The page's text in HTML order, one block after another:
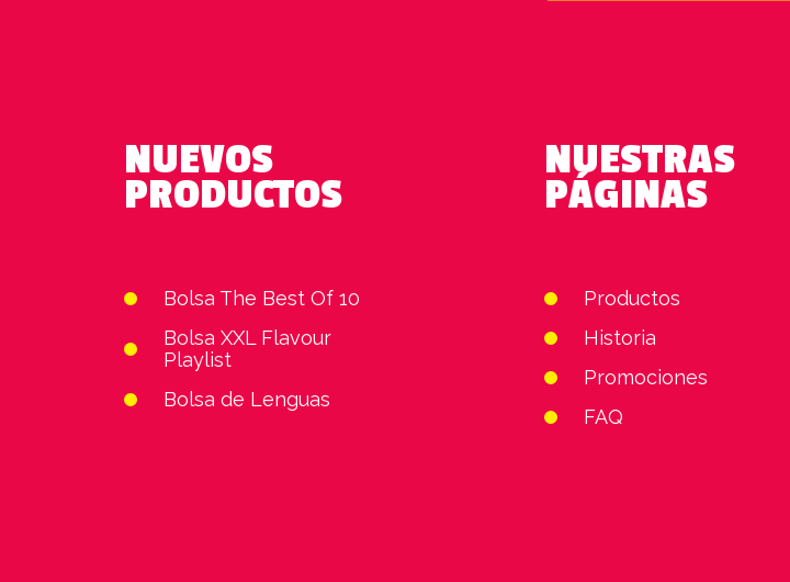
NUEVOS
PRODUCTOS
Bolsa The Best Of 10
Bolsa XXL Flavour
Playlist
Bolsa de Lenguas
NUESTRAS
PÁGINAS
Productos
Historia
Promociones
FAQ